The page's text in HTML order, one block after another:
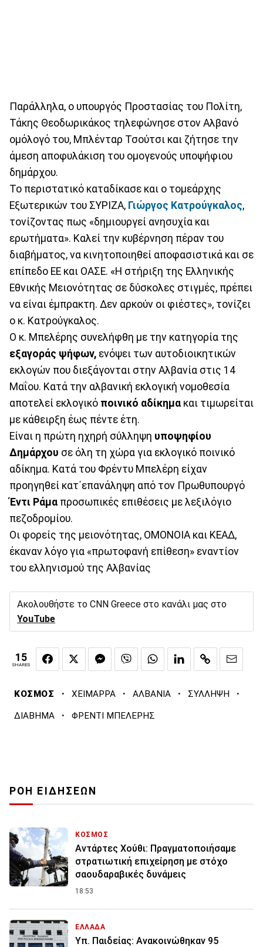
Παράλληλα, ο υπουργός Προστασίας του Πολίτη,
Τάκης Θεοδωρικάκος τηλεφώνησε στον Αλβανό
ομόλογό του, Μπλένταρ Τσούτσι και ζήτησε την
άμεση αποφυλάκιση του ομογενούς υποψήφιου
δημάρχου.
Το περιστατικό καταδίκασε και ο τομεάρχης
Εξωτερικών του ΣΥΡΙΖΑ, Γιώργος Κατρούγκαλος,
τονίζοντας πως «δημιουργεί ανησυχία και
ερωτήματα». Καλεί την κυβέρνηση πέραν του
διαβήματος, να κινητοποιηθεί αποφασιστικά και σε
επίπεδο ΕΕ και ΟΑΣΕ. «Η στήριξη της Ελληνικής
Εθνικής Μειονότητας σε δύσκολες στιγμές, πρέπει
να είναι έμπρακτη. Δεν αρκούν οι φιέστες», τονίζει
ο κ. Κατρούγκαλος.
Ο κ. Μπελέρης συνελήφθη με την κατηγορία της
εξαγοράς ψήφων, ενόψει των αυτοδιοικητικών
εκλογών που διεξάγονται στην Αλβανία στις 14
Μαΐου. Κατά την αλβανική εκλογική νομοθεσία
αποτελεί εκλογικό ποινικό αδίκημα και τιμωρείται
με κάθειρξη έως πέντε έτη.
Είναι η πρώτη ηχηρή σύλληψη υποψηφίου
Δημάρχου σε όλη τη χώρα για εκλογικό ποινικό
αδίκημα. Κατά του Φρέντυ Μπελέρη είχαν
προηγηθεί κατ΄επανάληψη από τον Πρωθυπουργό
Έντι Ράμα προσωπικές επιθέσεις με λεξιλόγιο
πεζοδρομίου.
Οι φορείς της μειονότητας, ΟΜΟΝΟΙΑ και ΚΕΑΔ,
έκαναν λόγο για «πρωτοφανή επίθεση» εναντίον
του ελληνισμού της Αλβανίας
Ακολουθήστε το CNN Greece στο κανάλι μας στο
YouTube
15
SHARES
ΚΟΣΜΟΣ · ΧΕΙΜΑΡΡΑ · ΑΛΒΑΝΙΑ · ΣΥΛΛΗΨΗ ·
ΔΙΑΒΗΜΑ · ΦΡΕΝΤΙ ΜΠΕΛΕΡΗΣ
ΡΟΗ ΕΙΔΗΣΕΩΝ
ΚΟΣΜΟΣ
Αντάρτες Χούθι: Πραγματοποιήσαμε
στρατιωτική επιχείρηση με στόχο
σαουδαραβικές δυνάμεις
18:53
ΕΛΛΑΔΑ
Υπ. Παιδείας: Ανακοινώθηκαν 95